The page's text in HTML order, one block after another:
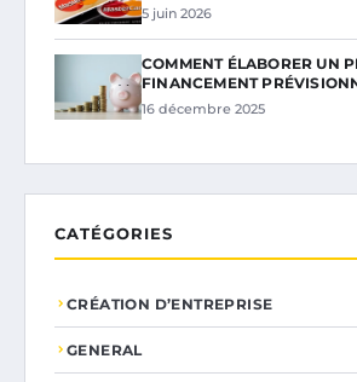
5 juin 2026
COMMENT ÉLABORER UN
FINANCEMENT
16 décembre 2025
CATÉGORIES
CRÉATION D’ENTREPRISE
GENERAL